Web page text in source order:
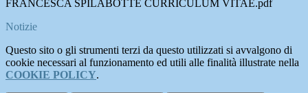
FRANCESCA SPILABOTTE CURRICULUM VITAE.pdf
Notizie
Questo sito o gli strumenti terzi da questo utilizzati si avvalgono di
cookie necessari al funzionamento ed utili alle finalità illustrate nella
COOKIE POLICY.